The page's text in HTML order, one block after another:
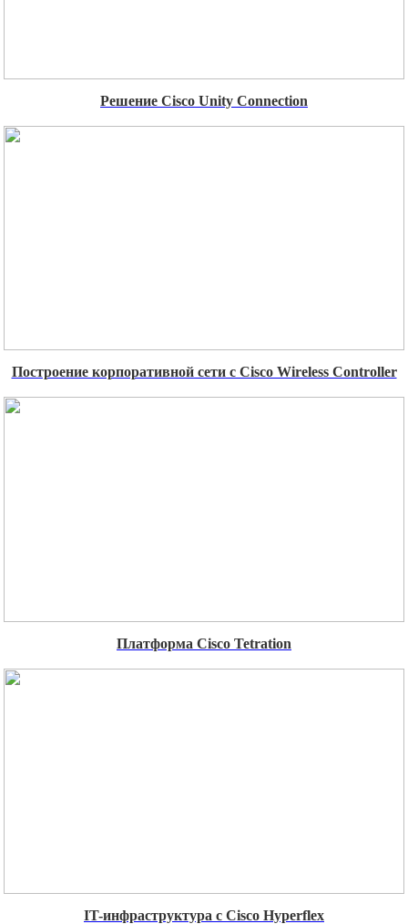
Решение Cisco Unity Connection
Построение корпоративной сети с Cisco Wireless Controller
Платформа Cisco Tetration
IT-инфраструктура с Cisco Hyperflex